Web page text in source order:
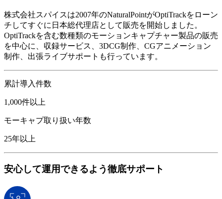
株式会社スパイスは2007年のNaturalPointがOptiTrackをローン
チしてすぐに日本総代理店として販売を開始しました。
OptiTrackを含む数種類のモーションキャプチャー製品の販売
を中心に、収録サービス、3DCG制作、CGアニメーション
制作、出張ライブサポートも行っています。
累計導入件数
1,000件以上
モーキャプ取り扱い年数
25年以上
安心して運用できるよう徹底サポート